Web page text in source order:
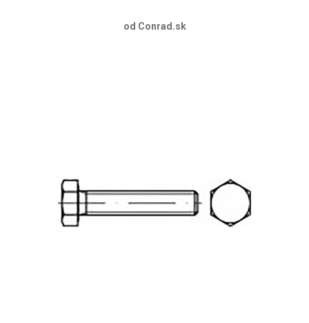
od Conrad.sk